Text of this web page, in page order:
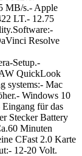
MB/s.- Apple
LT.- 12.75
Resolve
Setup.-
QuickLook
systems:- Mac
Windows 10
für das
Stecker Battery
Minuten
CFast 2.0 Karte
12-20 Volt.